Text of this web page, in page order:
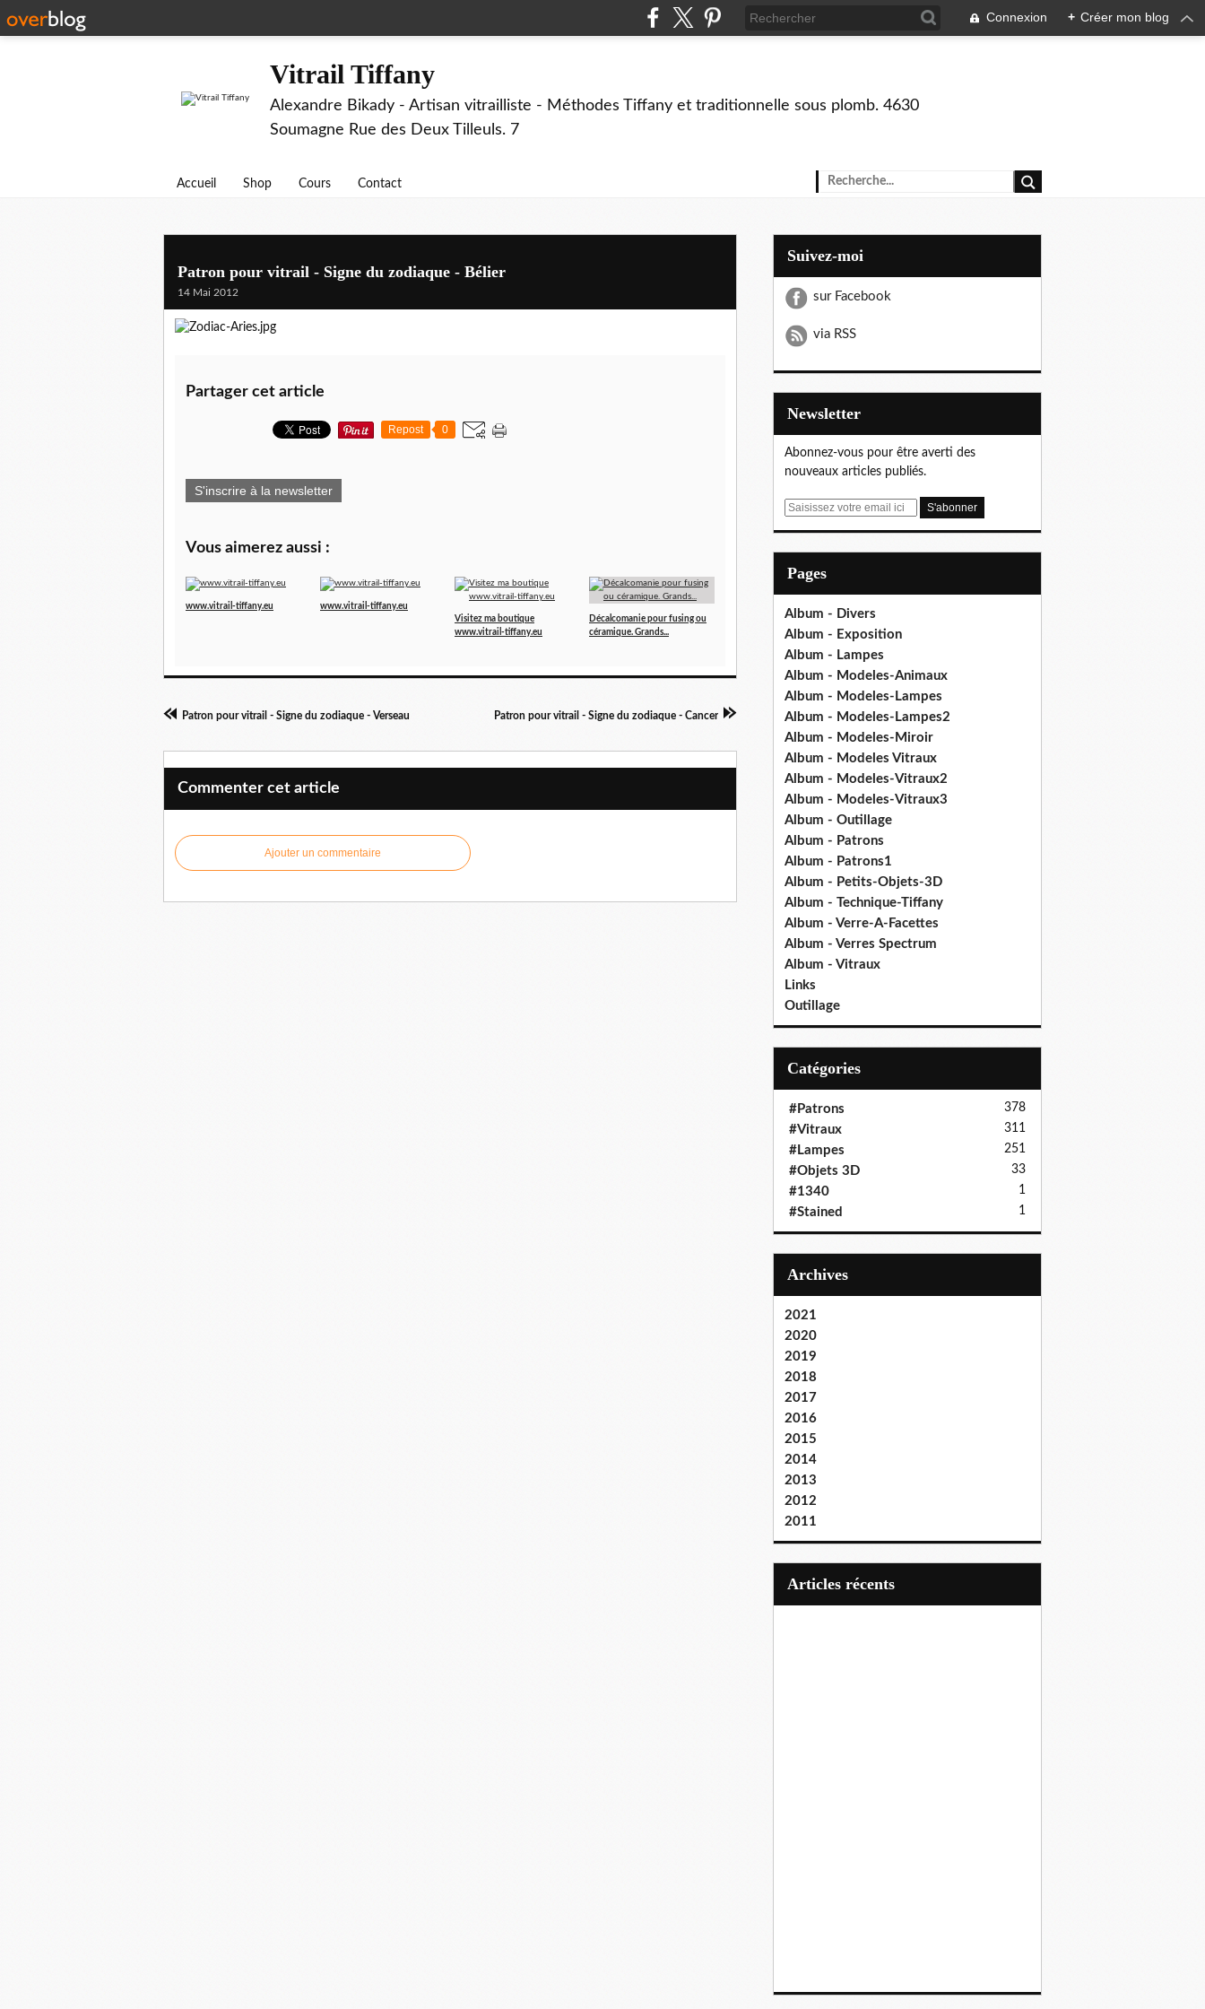
Connexion + Créer mon blog
Vitrail Tiffany
Alexandre Bikady - Artisan vitrailliste - Méthodes Tiffany et traditionnelle sous plomb. 4630
Soumagne Rue des Deux Tilleuls. 7
Accueil Shop Cours Contact
Patron pour vitrail - Signe du zodiaque - Bélier
14 Mai 2012
Partager cet article
Repost 0
S'inscrire à la newsletter
Vous aimerez aussi :
www.vitrail-tiffany.eu
www.vitrail-tiffany.eu
Visitez ma boutique
www.vitrail-tiffany.eu
Décalcomanie pour fusing ou
céramique. Grands...
Patron pour vitrail - Signe du zodiaque - Verseau Patron pour vitrail - Signe du zodiaque - Cancer
Commenter cet article
Ajouter un commentaire
Suivez-moi
sur Facebook
via RSS
Newsletter
Abonnez-vous pour être averti des
nouveaux articles publiés.
E
Pages
Album - Divers
Album - Exposition
Album - Lampes
Album - Modeles-Animaux
Album - Modeles-Lampes
Album - Modeles-Lampes2
Album - Modeles-Miroir
Album - Modeles Vitraux
Album - Modeles-Vitraux2
Album - Modeles-Vitraux3
Album - Outillage
Album - Patrons
Album - Patrons1
Album - Petits-Objets-3D
Album - Technique-Tiffany
Album - Verre-A-Facettes
Album - Verres Spectrum
Album - Vitraux
Links
Outillage
Catégories
#Patrons 378
#Vitraux 311
#Lampes 251
#Objets 3D 33
#1340 1
#Stained 1
Archives
2021
2020
2019
2018
2017
2016
2015
2014
2013
2012
2011
articles récents